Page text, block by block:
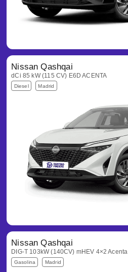
Nissan Qashqai
dCi 85 kW (115 CV) E6D ACENTA
Diesel Madrid
Nissan Qashqai
DIG-T 103kW (140CV) mHEV 4×2 Acenta
Gasolina Madrid